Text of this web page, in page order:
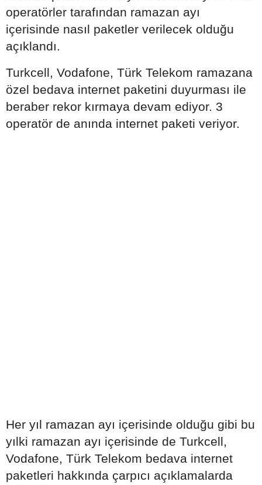
operatörler tarafından ramazan ayı
içerisinde nasıl paketler verilecek olduğu
açıklandı.
Turkcell, Vodafone, Türk Telekom ramazana
özel bedava internet paketini duyurması ile
beraber rekor kırmaya devam ediyor. 3
operatör de anında internet paketi veriyor.
Her yıl ramazan ayı içerisinde olduğu gibi bu
yılki ramazan ayı içerisinde de Turkcell,
Vodafone, Türk Telekom bedava internet
paketleri hakkında çarpıcı açıklamalarda